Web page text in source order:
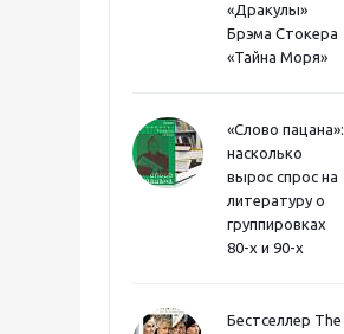
«Дракулы»
Брэма Стокера
«Тайна Моря»
«Слово пацана»:
насколько
вырос спрос на
литературу о
группировках
80-х и 90-х
Бестселлер The